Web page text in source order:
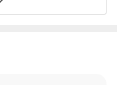
라 ‘뇌 잠재력’의 10%밖
하는 것과 마찬가지라